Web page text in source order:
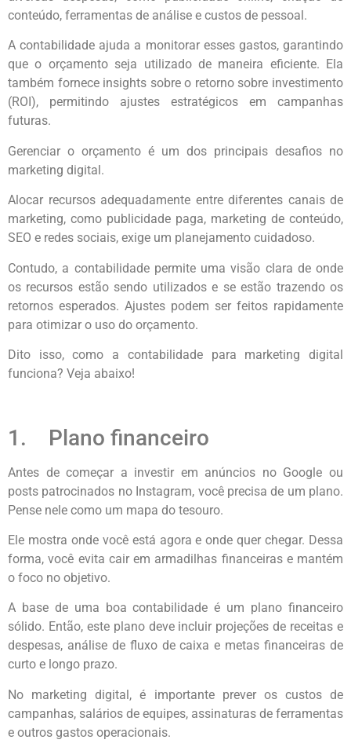
conteúdo, ferramentas de análise e custos de pessoal.
A contabilidade ajuda a monitorar esses gastos, garantindo
que o orçamento seja utilizado de maneira eficiente. Ela
também fornece insights sobre o retorno sobre investimento
(ROI), permitindo ajustes estratégicos em campanhas
futuras.
Gerenciar o orçamento é um dos principais desafios no
marketing digital.
Alocar recursos adequadamente entre diferentes canais de
marketing, como publicidade paga, marketing de conteúdo,
SEO e redes sociais, exige um planejamento cuidadoso.
Contudo, a contabilidade permite uma visão clara de onde
os recursos estão sendo utilizados e se estão trazendo os
retornos esperados. Ajustes podem ser feitos rapidamente
para otimizar o uso do orçamento.
Dito isso, como a contabilidade para marketing digital
funciona? Veja abaixo!
1. Plano financeiro
Antes de começar a investir em anúncios no Google ou
posts patrocinados no Instagram, você precisa de um plano.
Pense nele como um mapa do tesouro.
Ele mostra onde você está agora e onde quer chegar. Dessa
forma, você evita cair em armadilhas financeiras e mantém
o foco no objetivo.
A base de uma boa contabilidade é um plano financeiro
sólido. Então, este plano deve incluir projeções de receitas e
despesas, análise de fluxo de caixa e metas financeiras de
curto e longo prazo.
No marketing digital, é importante prever os custos de
campanhas, salários de equipes, assinaturas de ferramentas
e outros gastos operacionais.